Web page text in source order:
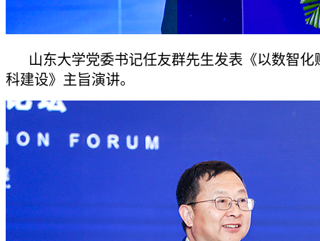
山东大学党委书记任友群先生发表《以数智化
科建设》主旨演讲。